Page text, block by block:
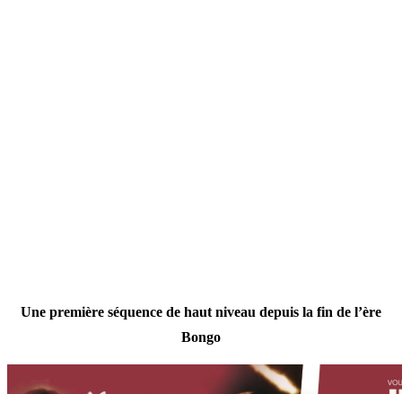
Une première séquence de haut niveau depuis la fin de l’ère
Bongo